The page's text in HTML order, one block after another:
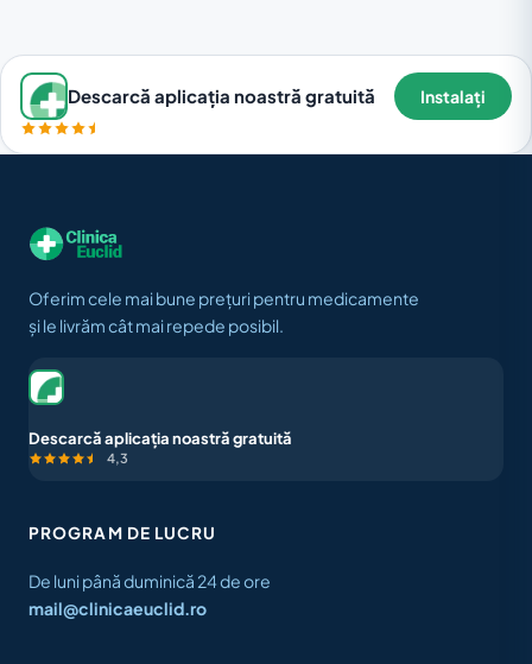
Descarcă aplicația noastră gratuită Instalați
Oferim cele mai bune prețuri pentru medicamente
și le livrăm cât mai repede posibil.
Descarcă aplicația noastră gratuită
4,3
PROGRAM DE LUCRU
De luni până duminică 24 de ore
mail@clinicaeuclid.ro